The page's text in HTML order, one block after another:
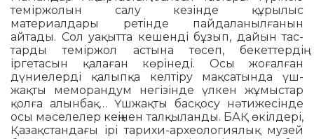
теміржолын салу ке­зінде құрылыс
материалдары ре­тінде пайдаланылғанын
айтады. Сол уақытта кешенді бұзып, дайын тас­
тарды теміржол астына төсеп, бе­кеттердің
іргетасын қалаған кө­рі­неді. Осы жоғалған
дүниелерді қа­лыпқа келтіру мақсатында үш­
жақты меморандум негізінде үлкен жұмыстар
қолға алынбақ… Үш­жақ­ты басқосу нәтижесінде
осы мә­се­лелер кеңінен талқыланды. БАҚ өкіл­дері,
Қазақстандағы ірі тарихи-ар­хеологиялық музей